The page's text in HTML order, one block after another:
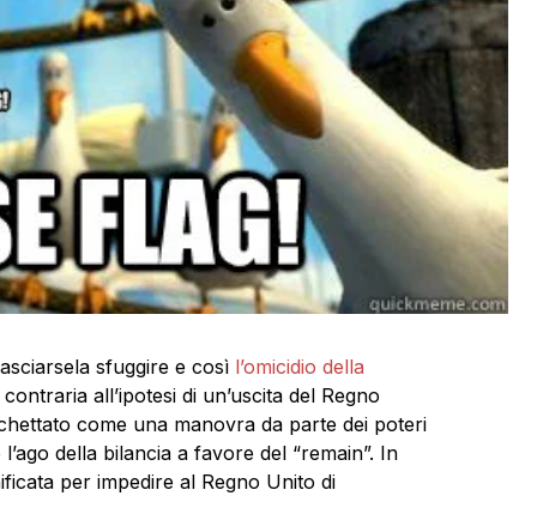
sfuggire e cosìl’omicidio della
all’ipotesi di un’uscita del Regno
come una manovra da parte dei poteri
della bilancia a favore del “remain”. In
per impedire al Regno Unito di